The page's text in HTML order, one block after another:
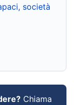
società
Chiama